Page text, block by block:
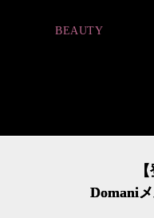
BEAUTY
Domani